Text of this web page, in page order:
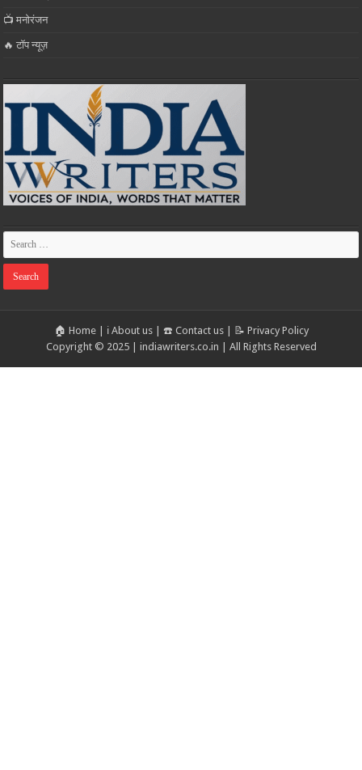
📺 मनोरंजन
🔥 टॉप न्यूज़
🏠 Home| ℹ️ About us| ☎️ Contact us| 📝 Privacy Policy
Copyright © 2025 | indiawriters.co.in | All Rights Reserved